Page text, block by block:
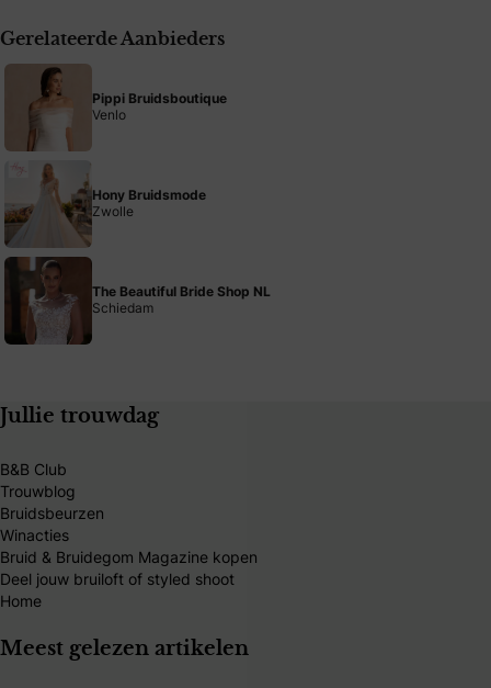
Gerelateerde Aanbieders
Pippi Bruidsboutique
Venlo
Hony Bruidsmode
Zwolle
The Beautiful Bride Shop NL
Schiedam
Jullie trouwdag
B&B Club
Trouwblog
Bruidsbeurzen
Winacties
Bruid & Bruidegom Magazine kopen
Deel jouw bruiloft of styled shoot
Home
Meest gelezen artikelen